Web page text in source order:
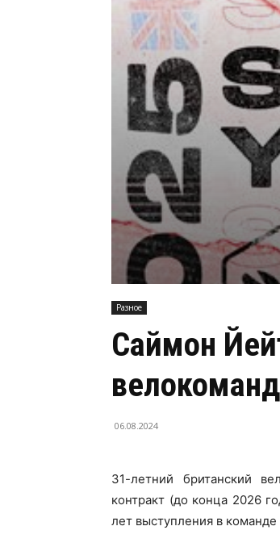
Разное
Саймон
06.08.2024
31-летний британский
контракт (до конца 2026
лет выступления в